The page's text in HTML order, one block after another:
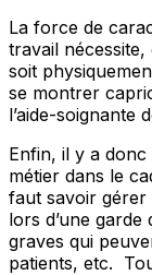
La force de
travail
soit
se montrer
l’aide-soignante
Enfin, il y a
métier dans le
faut savoir gérer
lors d’une
graves qui
patients, etc.